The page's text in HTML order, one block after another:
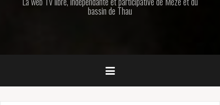
bassin de Thau